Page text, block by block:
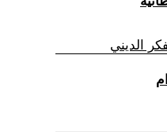
الديني